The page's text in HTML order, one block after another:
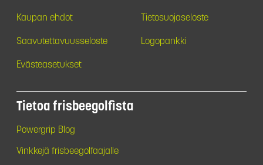
Kaupan ehdot Tietosuojaseloste
Saavutettavuusseloste Logopankki
Evästeasetukset
Tietoa frisbeegolfista
Powergrip Blog
Vinkkejä frisbeegolfaajalle